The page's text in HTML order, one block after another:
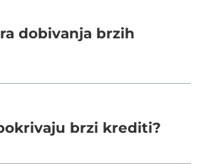
dobivanja brzih
brzi krediti?